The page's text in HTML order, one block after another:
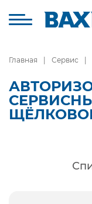
Главная Сервис